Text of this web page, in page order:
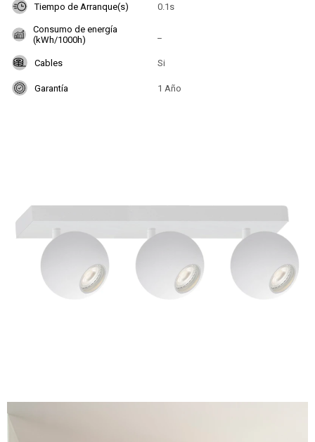
Tiempo de Arranque(s) 0.1s
Consumo de energía
(kWh/1000h)
Cables Si
Garantía 1 Año